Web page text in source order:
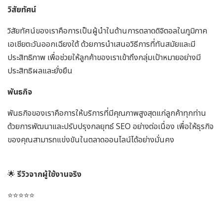
วิสัยทัศน์
วิสัยทัศน์ของเราคือการเป็นผู้นำในด้านการตลาดดิจิตอลในภูมิภาค
เอเชียตะวันออกเฉียงใต้ ด้วยการนำเสนอวิธีการที่ทันสมัยและมี
ประสิทธิภาพ เพื่อช่วยให้ลูกค้าของเราเข้าถึงกลุ่มเป้าหมายอย่างมี
ประสิทธิผลและยั่งยืน
พันธกิจ
พันธกิจของเราคือการให้บริการที่มีคุณภาพสูงสุดแก่ลูกค้าทุกท่าน
ด้วยการพัฒนาและปรับปรุงกลยุทธ์ SEO อย่างต่อเนื่อง เพื่อให้ธุรกิจ
ของคุณสามารถแข่งขันในตลาดออนไลน์ได้อย่างมั่นคง
🌟รีวิวจากผู้ใช้งานจริง
⭐️⭐️⭐️⭐️⭐️